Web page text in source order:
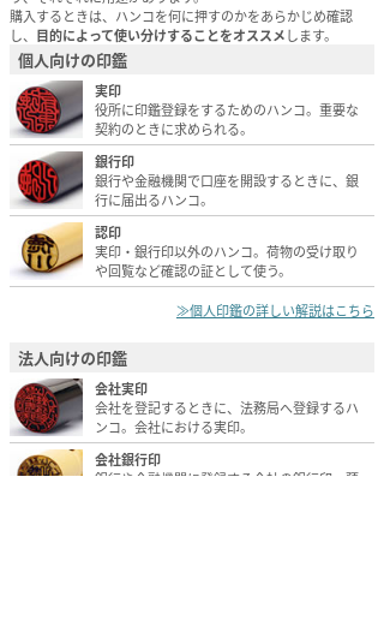
購入するときは、ハンコを何に押すのかをあらかじめ確認
し、 目的によって使い分けすることをオススメ します。
個人向けの印鑑
実印
役所に印鑑登録をするためのハンコ。重要な
契約のときに求められる。
銀行印
銀行や金融機関で口座を開設するときに、銀
行に届出るハンコ。
認印
実印・銀行印以外のハンコ。荷物の受け取り
や回覧など確認の証として使う。
≫個人印鑑の詳しい解説はこちら
法人向けの印鑑
会社実印
会社を登記するときに、法務局へ登録するハ
ンコ。会社における実印。
会社銀行印
銀行や金融機関に登録する会社の銀行印。預